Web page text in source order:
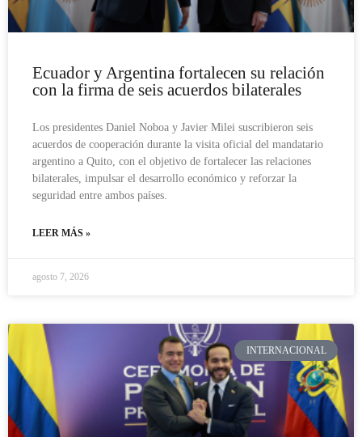
Ecuador y Argentina fortalecen su relación
con la firma de seis acuerdos bilaterales
Los presidentes Daniel Noboa y Javier Milei suscribieron seis
acuerdos de cooperación durante la visita oficial del mandatario
argentino a Quito, con el objetivo de fortalecer las relaciones
bilaterales, impulsar el desarrollo económico y reforzar la
seguridad entre ambos países.
LEER MÁS »
agosto 7, 2026
INTERNACIONAL